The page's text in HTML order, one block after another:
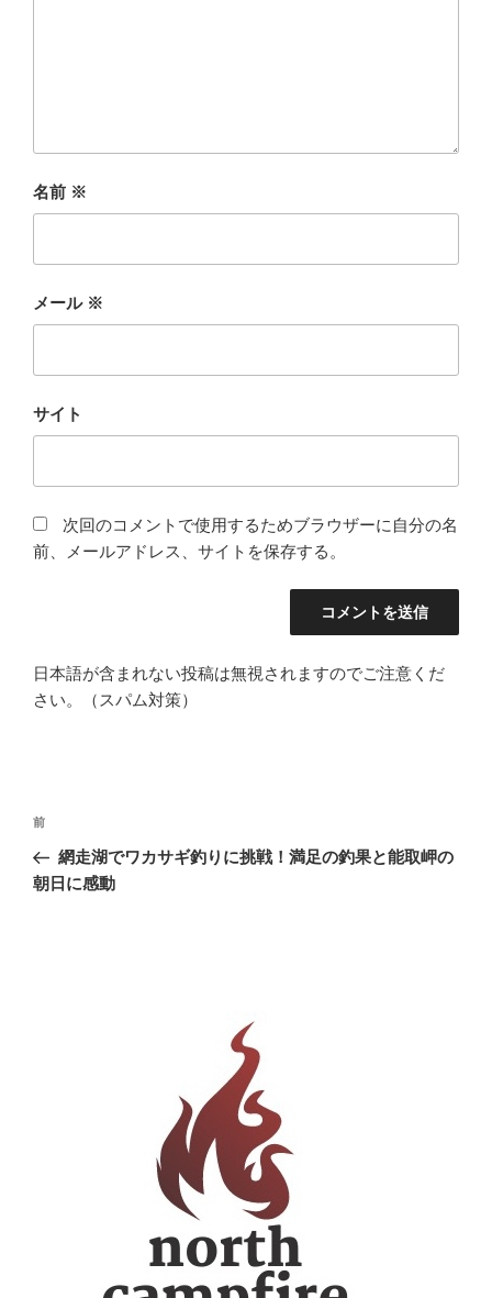
名前 ※
メール ※
サイト
次回のコメントで使用するためブラウザーに自分の名
前、メールアドレス、サイトを保存する。
日本語が含まれない投稿は無視されますのでご注意くだ
さい。（スパム対策）
投
ナ
前
の
投
前
網走湖でワカサギ釣りに挑戦！満足の釣果と能取岬の
朝日に感動